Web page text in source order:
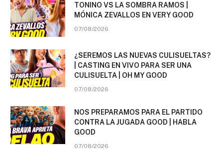
TONINO VS LA SOMBRA RAMOS |
MÓNICA ZEVALLOS EN VERY GOOD
07/08/2026
¿SEREMOS LAS NUEVAS CULISUELTAS?
| CASTING EN VIVO PARA SER UNA
CULISUELTA | OH MY GOOD
07/08/2026
NOS PREPARAMOS PARA EL PARTIDO
CONTRA LA JUGADA GOOD | HABLA
GOOD
07/08/2026